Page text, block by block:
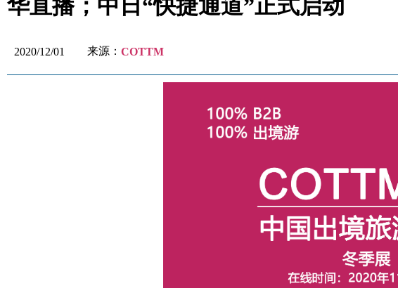
华直播；​中日“快捷通道”正式启动
2020/12/01 来源： COTTM